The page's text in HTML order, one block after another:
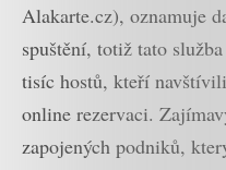
Alakarte.cz), oznamuje
spuštění, totiž tato
tisíc hostů, kteří
online rezervaci.
zapojených podniků,